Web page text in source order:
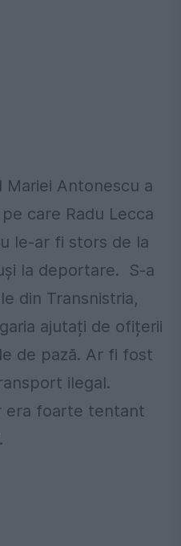
Mariei Antonescu a
care Radu Lecca
le-ar fi stors de la
la deportare. S-a
din Transnistria,
ajutați de ofițerii
de pază. Ar fi fost
ilegal.
era foarte tentant